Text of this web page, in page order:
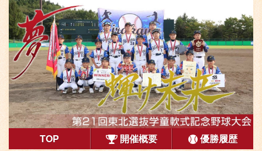
第21回東北選抜学童軟式記念大会（2025）
TOP 開催概要 優勝履歴